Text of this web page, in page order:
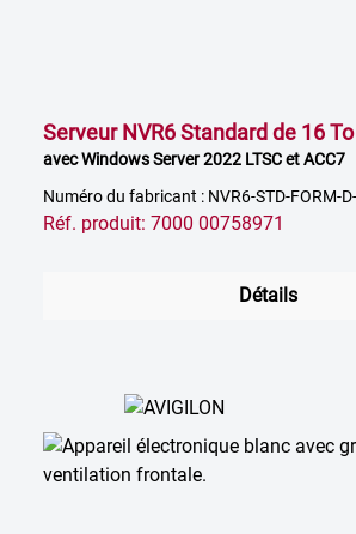
Serveur NVR6 Standard de 16 To
avec Windows Server 2022 LTSC et ACC7
Numéro du fabricant : NVR6-STD-FORM-
Réf. produit: 7000 00758971
Détails